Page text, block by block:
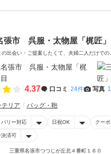
張市 呉服・太物屋「梶匠」
の出会い・ご提案したくて、夫婦二人だけでの
4.37 口コミ 24件 写真
テリア バッグ・鞄
リー対応 日祝OK クー
決済可
三重県名張市つつじが丘北４番町１６０